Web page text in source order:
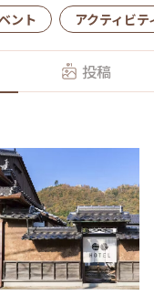
ント アクティビテ
投稿